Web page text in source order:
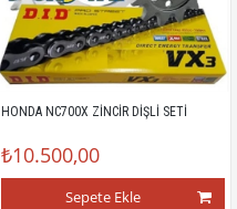
HONDA NC700X ZİNCİR DİŞLİ SETİ
₺10.500,00
Sepete Ekle